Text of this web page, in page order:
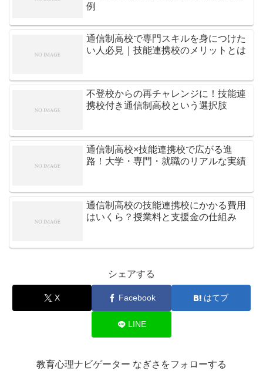
例
通信制高校で専門スキルを身につけた
い人必見｜技能連携校のメリットとは
不登校からの再チャレンジに！技能連
携校付き通信制高校という選択肢
通信制高校×技能連携校で広がる進
路！大学・専門・就職のリアルな実績
通信制高校の技能連携校にかかる費用
はいくら？授業料と支援金の仕組み
シェアする
X Facebook はてブ
LINE
教育心理ナビゲーター なぎさをフォローする